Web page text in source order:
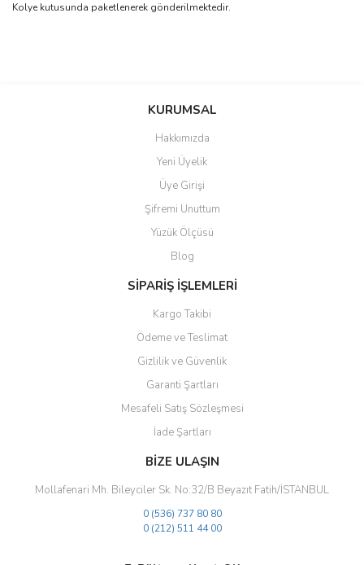
Kolye kutusunda paketlenerek gönderilmektedir.
Bu ürüne ilk yorumu siz yapın!
Yorum Yaz
Ürün resmi kalitesiz, bozuk veya görüntülenemiyor.
Ürün açıklamasında eksik bilgiler bulunuyor.
Ürün bilgilerinde hatalar bulunuyor.
Ürün fiyatı diğer sitelerden daha pahalı.
Bu ürüne benzer farklı alternatifler olmalı.
Gönder
KURUMSAL
Hakkımızda
Yeni Üyelik
Üye Girişi
Şifremi Unuttum
Yüzük Ölçüsü
Blog
SİPARİŞ İŞLEMLERİ
Kargo Takibi
Ödeme ve Teslimat
Gizlilik ve Güvenlik
Garanti Şartları
Mesafeli Satış Sözleşmesi
İade Şartları
BİZE ULAŞIN
Mollafenari Mh. Bileyciler Sk. No:32/B Beyazıt Fatih/İSTANBUL
0 (536) 737 80 80
0 (212) 511 44 00